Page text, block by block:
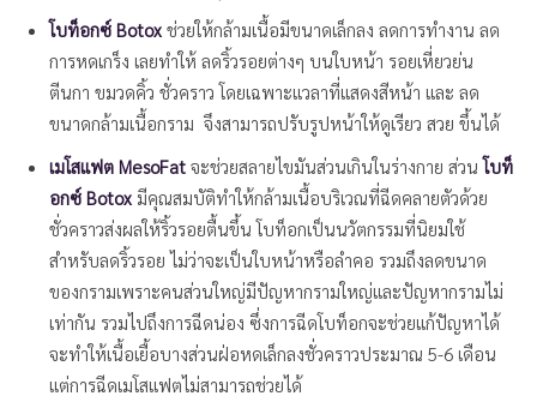
โบท็อกซ์ Botox ช่วยให้กล้ามเนื้อมีขนาดเล็กลง ลดการทำงาน ลด
การหดเกร็ง เลยทำให้ ลดริ้วรอยต่างๆ บนใบหน้า รอยเหี่ยวย่น
ตีนกา ขมวดคิ้ว ชั่วคราว โดยเฉพาะเเวลาที่แสดงสีหน้า และ ลด
ขนาดกล้ามเนื้อกราม จึงสามารถปรับรูปหน้าให้ดูเรียว สวย ขึ้นได้
เมโสแฟต MesoFat จะช่วยสลายไขมันส่วนเกินในร่างกาย ส่วนโบท็
อกซ์ Botox มีคุณสมบัติทำให้กล้ามเนื้อบริเวณที่ฉีดคลายตัวด้วย
ชั่วคราวส่งผลให้ริ้วรอยตื้นขึ้น โบท็อกเป็นนวัตกรรมที่นิยมใช้
สำหรับลดริ้วรอย ไม่ว่าจะเป็นใบหน้าหรือลำคอ รวมถึงลดขนาด
ของกรามเพราะคนส่วนใหญ่มีปัญหากรามใหญ่และปัญหากรามไม่
เท่ากัน รวมไปถึงการฉีดน่อง ซึ่งการฉีดโบท็อกจะช่วยแก้ปัญหาได้
จะทำให้เนื้อเยื้อบางส่วนฝ่อหดเล็กลงชั่วคราวประมาณ 5-6 เดือน
แต่การฉีดเมโสแฟตไม่สามารถช่วยได้